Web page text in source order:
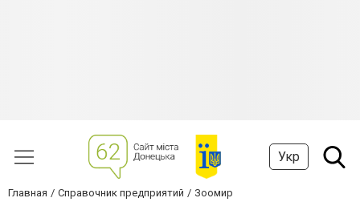
Укр
Главная Справочник предприятий Зоомир